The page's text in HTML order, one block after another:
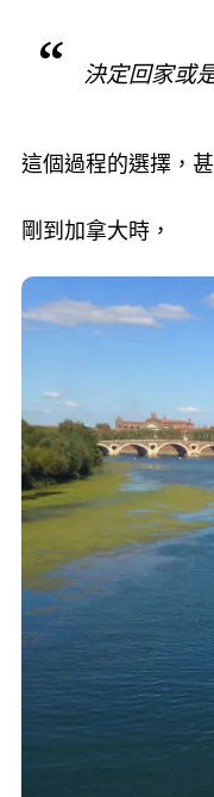
決定回家或
這個過程的選擇，
剛到加拿大時，